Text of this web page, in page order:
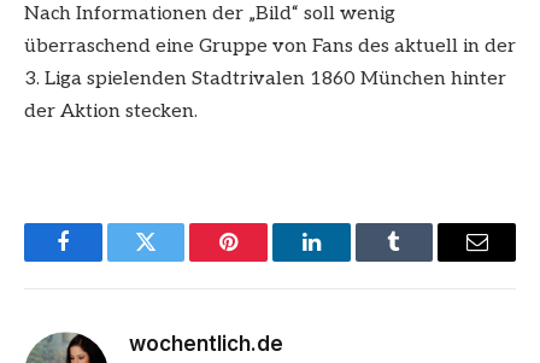
Nach Informationen der „Bild“ soll wenig
überraschend eine Gruppe von Fans des aktuell in der
3. Liga spielenden Stadtrivalen 1860 München hinter
der Aktion stecken.
FacebookTwitter Pinterest LinkedInTumblr Email
wochentlich.de